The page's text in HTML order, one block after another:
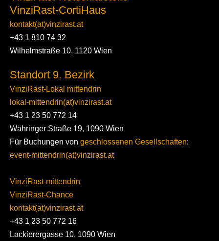
VinziRast-CortiHaus
kontakt(at)vinzirast.at
+43 1 810 74 32
Wilhelmstraße 10, 1120 Wien
Standort 9. Bezirk
VinziRast-Lokal mittendrin
lokal-mittendrin(at)vinzirast.at
+43 1 23 50 772 14
Währinger Straße 19, 1090 Wien
Für Buchungen von geschlossenen Gesellschaften:
event-mittendrin(at)vinzirast.at
VinziRast-mittendrin
VinziRast-Chance
kontakt(at)vinzirast.at
+43 1 23 50 772 16
Lackierergasse 10, 1090 Wien